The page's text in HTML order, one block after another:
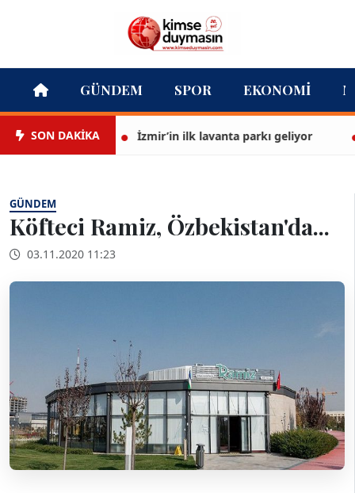
GÜNDEM SPOR EKONOMI
SON DAKİKA İzmir’in ilk lavanta parkı geliyor
GÜNDEM
Köfteci Ramiz, Özbekistan'da...
03.11.2020 11:23